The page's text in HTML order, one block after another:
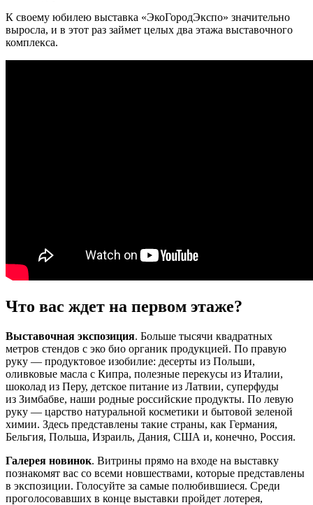
К своему юбилею выставка «ЭкоГородЭкспо» значительно
выросла, и в этот раз займет целых два этажа выставочного
комплекса.
Что вас ждет на первом этаже?
Выставочная экспозиция. Больше тысячи квадратных
метров стендов с эко био органик продукцией. По правую
руку — продуктовое изобилие: десерты из Польши,
оливковые масла с Кипра, полезные перекусы из Италии,
шоколад из Перу, детское питание из Латвии, суперфуды
из Зимбабве, наши родные российские продукты. По левую
руку — царство натуральной косметики и бытовой зеленой
химии. Здесь представлены такие страны, как Германия,
Бельгия, Польша, Израиль, Дания, США и, конечно, Россия.
Галерея новинок. Витрины прямо на входе на выставку
познакомят вас со всеми новшествами, которые представлены
в экспозиции. Голосуйте за самые полюбившиеся. Среди
проголосовавших в конце выставки пройдет лотерея,